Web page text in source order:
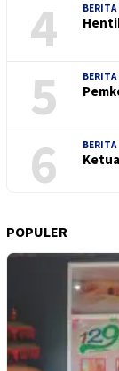
4 BERITA
5 BERITA
6 BERITA
POPULER